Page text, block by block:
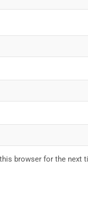
browser for the next